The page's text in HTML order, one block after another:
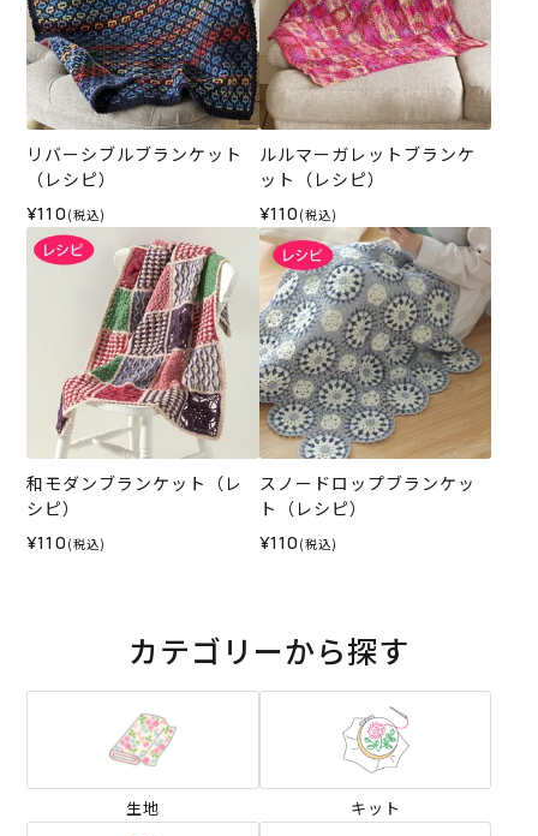
リバーシブルブランケット
（レシピ）
¥110 (税込)
ルルマーガレットブランケ
ット（レシピ）
¥110 (税込)
和モダンブランケット（レ
シピ）
¥110 (税込)
スノードロップブランケッ
ト（レシピ）
¥110 (税込)
カテゴリーから探す
生地 キット